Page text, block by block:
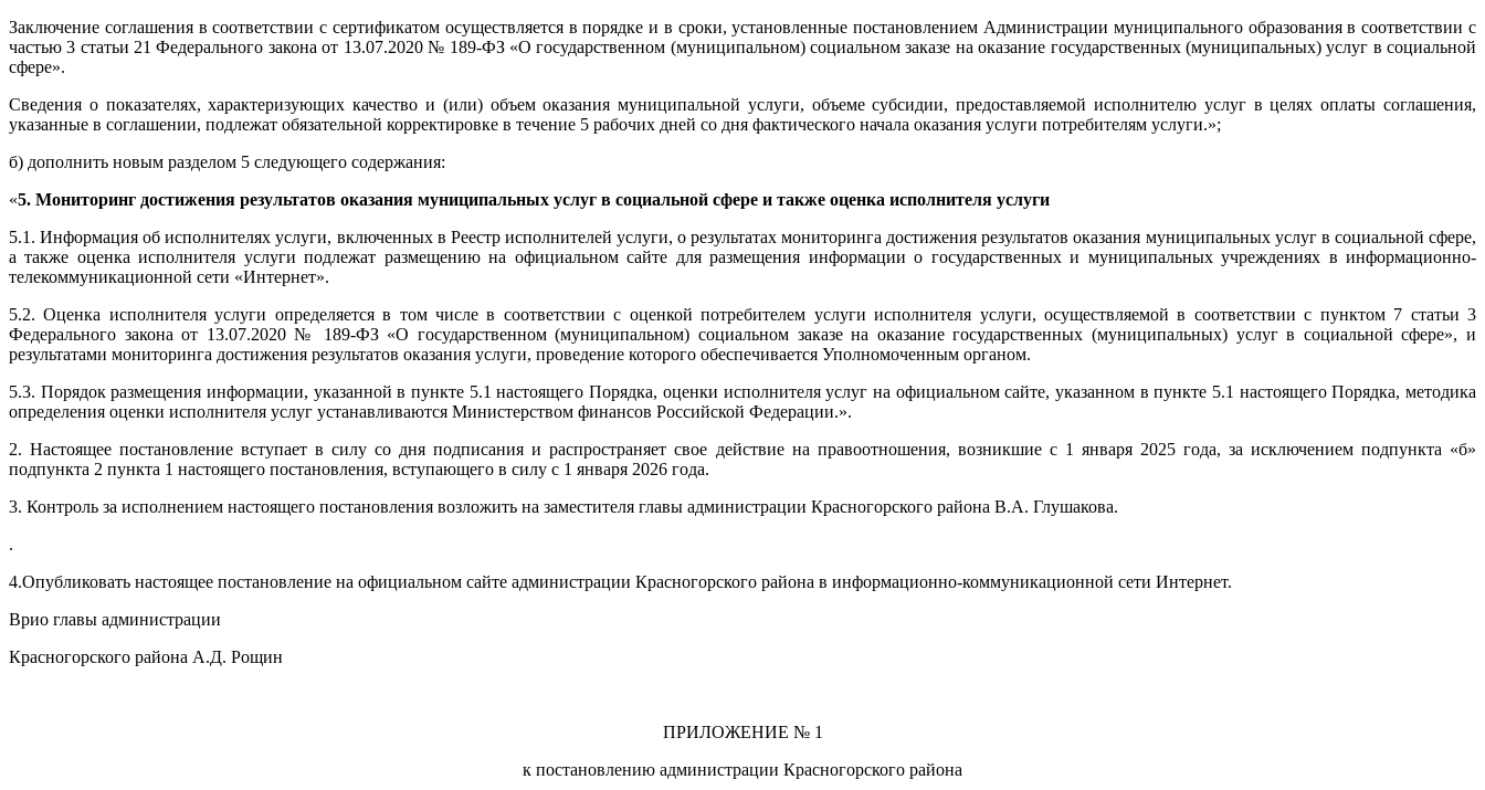
Заключение соглашения в соответствии с сертификатом осуществляется в порядке и в сроки, установленные постановлением Администрации муниципального образования в соответствии с
частью 3 статьи 21 Федерального закона от 13.07.2020 № 189-ФЗ «О государственном (муниципальном) социальном заказе на оказание государственных (муниципальных) услуг в социальной
сфере».
Сведения о показателях, характеризующих качество и (или) объем оказания муниципальной услуги, объеме субсидии, предоставляемой исполнителю услуг в целях оплаты соглашения,
указанные в соглашении, подлежат обязательной корректировке в течение 5 рабочих дней со дня фактического начала оказания услуги потребителям услуги.»;
б) дополнить новым разделом 5 следующего содержания:
«5. Мониторинг достижения результатов оказания муниципальных услуг в социальной сфере и также оценка исполнителя услуги
5.1. Информация об исполнителях услуги, включенных в Реестр исполнителей услуги, о результатах мониторинга достижения результатов оказания муниципальных услуг в социальной сфере,
а также оценка исполнителя услуги подлежат размещению на официальном сайте для размещения информации о государственных и муниципальных учреждениях в информационно-
телекоммуникационной сети «Интернет».
5.2. Оценка исполнителя услуги определяется в том числе в соответствии с оценкой потребителем услуги исполнителя услуги, осуществляемой в соответствии с пунктом 7 статьи 3
Федерального закона от 13.07.2020 № 189-ФЗ «О государственном (муниципальном) социальном заказе на оказание государственных (муниципальных) услуг в социальной сфере», и
результатами мониторинга достижения результатов оказания услуги, проведение которого обеспечивается Уполномоченным органом.
5.3. Порядок размещения информации, указанной в пункте 5.1 настоящего Порядка, оценки исполнителя услуг на официальном сайте, указанном в пункте 5.1 настоящего Порядка, методика
определения оценки исполнителя услуг устанавливаются Министерством финансов Российской Федерации.».
2. Настоящее постановление вступает в силу со дня подписания и распространяет свое действие на правоотношения, возникшие с 1 января 2025 года, за исключением подпункта «б»
подпункта 2 пункта 1 настоящего постановления, вступающего в силу с 1 января 2026 года.
3. Контроль за исполнением настоящего постановления возложить на заместителя главы администрации Красногорского района В.А. Глушакова.
.
4.Опубликовать настоящее постановление на официальном сайте администрации Красногорского района в информационно-коммуникационной сети Интернет.
Врио главы администрации
Красногорского района А.Д. Рощин
ПРИЛОЖЕНИЕ № 1
к постановлению администрации Красногорского района